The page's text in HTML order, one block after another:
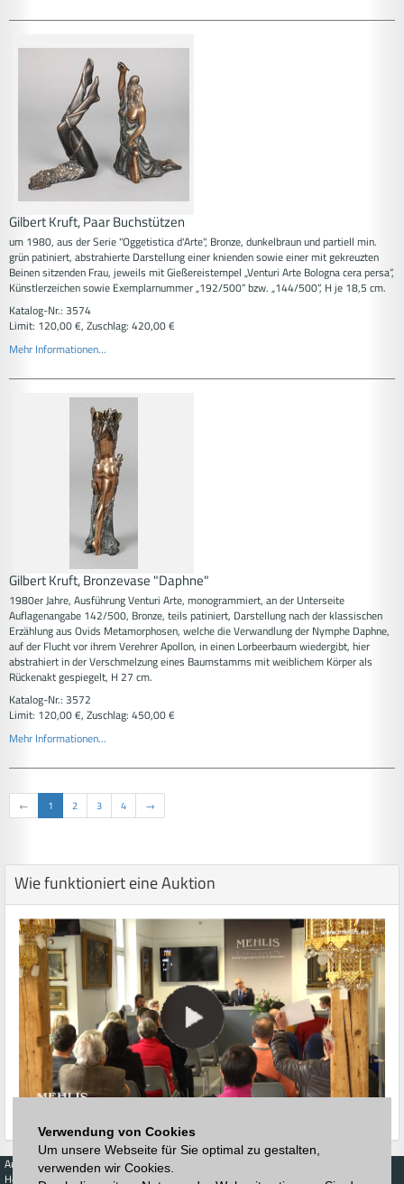
Verwendung von Cookies
Um unsere Webseite für Sie optimal zu gestalten,
verwenden wir Cookies.
Gilbert Kruft, Paar Buchstützen
um 1980, aus der Serie "Oggetistica d'Arte", Bronze, dunkelbraun und partiell min.
grün patiniert, abstrahierte Darstellung einer knienden sowie einer mit gekreuzten
Beinen sitzenden Frau, jeweils mit Gießereistempel „Venturi Arte Bologna cera persa“,
Künstlerzeichen sowie Exemplarnummer „192/500“ bzw. „144/500“, H je 18,5 cm.
Katalog-Nr.: 3574
Limit: 120,00 €, Zuschlag: 420,00 €
Mehr Informationen...
Gilbert Kruft, Bronzevase "Daphne"
1980er Jahre, Ausführung Venturi Arte, monogrammiert, an der Unterseite
Auflagenangabe 142/500, Bronze, teils patiniert, Darstellung nach der klassischen
Erzählung aus Ovids Metamorphosen, welche die Verwandlung der Nymphe Daphne,
auf der Flucht vor ihrem Verehrer Apollon, in einen Lorbeerbaum wiedergibt, hier
abstrahiert in der Verschmelzung eines Baumstamms mit weiblichem Körper als
Rückenakt gespiegelt, H 27 cm.
Katalog-Nr.: 3572
Limit: 120,00 €, Zuschlag: 450,00 €
Mehr Informationen...
← 1 2 3 4 →
Wie funktioniert eine Auktion
Auktionen
Höchstzuschläge
Kaufen
Kalender
Höchstzuschläge